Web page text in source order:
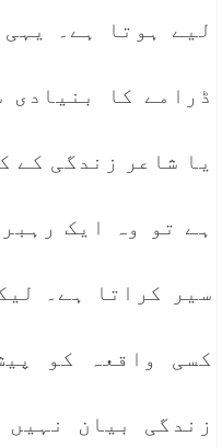
لیے ہوتا ہے۔
ڈرامے کا بنیادی
یا شاعر زندگی کے
ہے تو وہ ایک
سیر کراتا ہے۔
کسی واقعہ کو
زندگی بیان